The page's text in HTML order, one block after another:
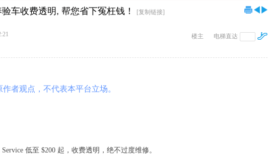
车收费透明, 帮您省下冤枉钱！ [复制链接]
电梯直达
楼主
者观点，不代表本平台立场。
Service 低至 $200 起 ，收费透明，绝不过度维修。